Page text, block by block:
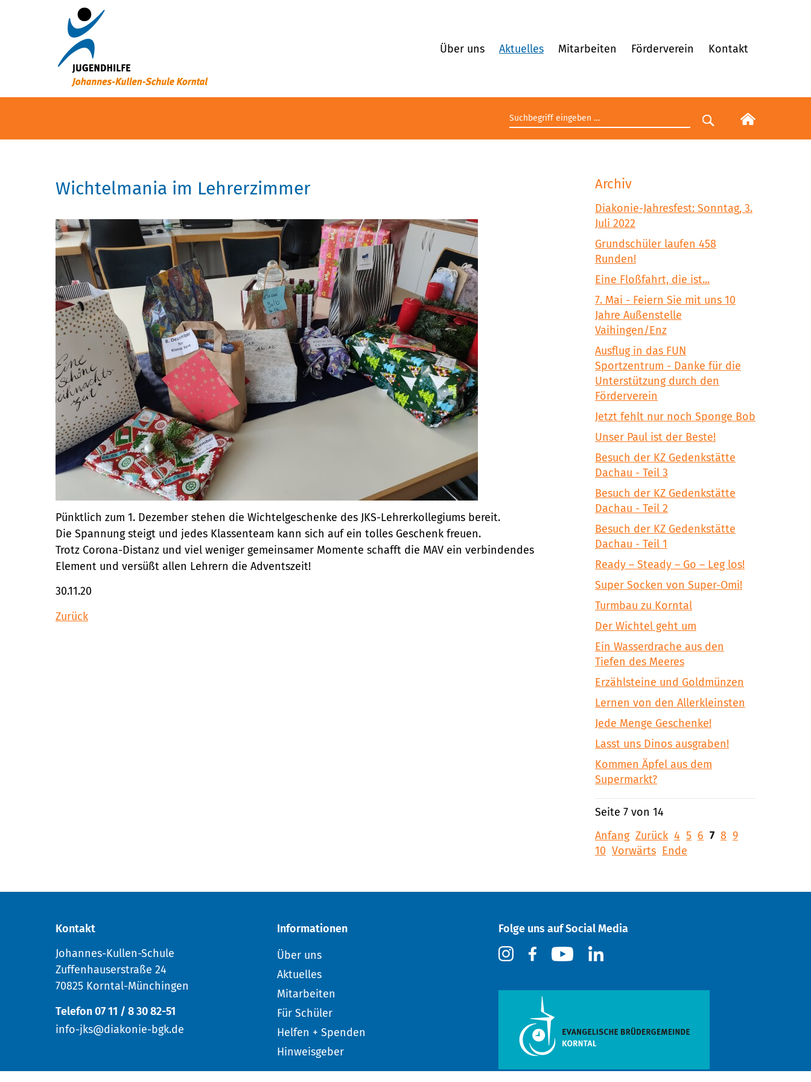
Über uns Aktuelles Mitarbeiten Förderverein Kontakt
Suchbegriff eingeben
Suche starten
Wichtelmania im Lehrerzimmer
Pünktlich zum 1. Dezember stehen die Wichtelgeschenke des JKS-Lehrerkollegiums bereit.
Die Spannung steigt und jedes Klassenteam kann sich auf ein tolles Geschenk freuen.
Trotz Corona-Distanz und viel weniger gemeinsamer Momente schafft die MAV ein verbindendes
Element und versüßt allen Lehrern die Adventszeit!
30.11.20
Zurück
Archiv
Diakonie-Jahresfest: Sonntag, 3.
Juli 2022
Grundschüler laufen 458
Runden!
Eine Floßfahrt, die ist...
7. Mai - Feiern Sie mit uns 10
Jahre Außenstelle
Vaihingen/Enz
Ausflug in das FUN
Sportzentrum - Danke für die
Unterstützung durch den
Förderverein
Jetzt fehlt nur noch Sponge Bob
Unser Paul ist der Beste!
Besuch der KZ Gedenkstätte
Dachau - Teil 3
Besuch der KZ Gedenkstätte
Dachau - Teil 2
Besuch der KZ Gedenkstätte
Dachau - Teil 1
Ready – Steady – Go – Leg los!
Super Socken von Super-Omi!
Turmbau zu Korntal
Der Wichtel geht um
Ein Wasserdrache aus den
Tiefen des Meeres
Erzählsteine und Goldmünzen
Lernen von den Allerkleinsten
Jede Menge Geschenke!
Lasst uns Dinos ausgraben!
Kommen Äpfel aus dem
Supermarkt?
Seite 7 von 14
Anfang Zurück 4 5 6 7 8 9
10 Vorwärts Ende
Kontakt
Johannes-Kullen-Schule
Zuffenhauserstraße 24
70825 Korntal-Münchingen
Telefon 07 11 / 8 30 82-51
info-jks@diakonie-bgk.de
Informationen
Über uns
Aktuelles
Mitarbeiten
Für Schüler
Helfen + Spenden
Hinweisgeber
Folge uns auf Social Media